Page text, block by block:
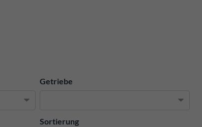
Getriebe
Sortierung